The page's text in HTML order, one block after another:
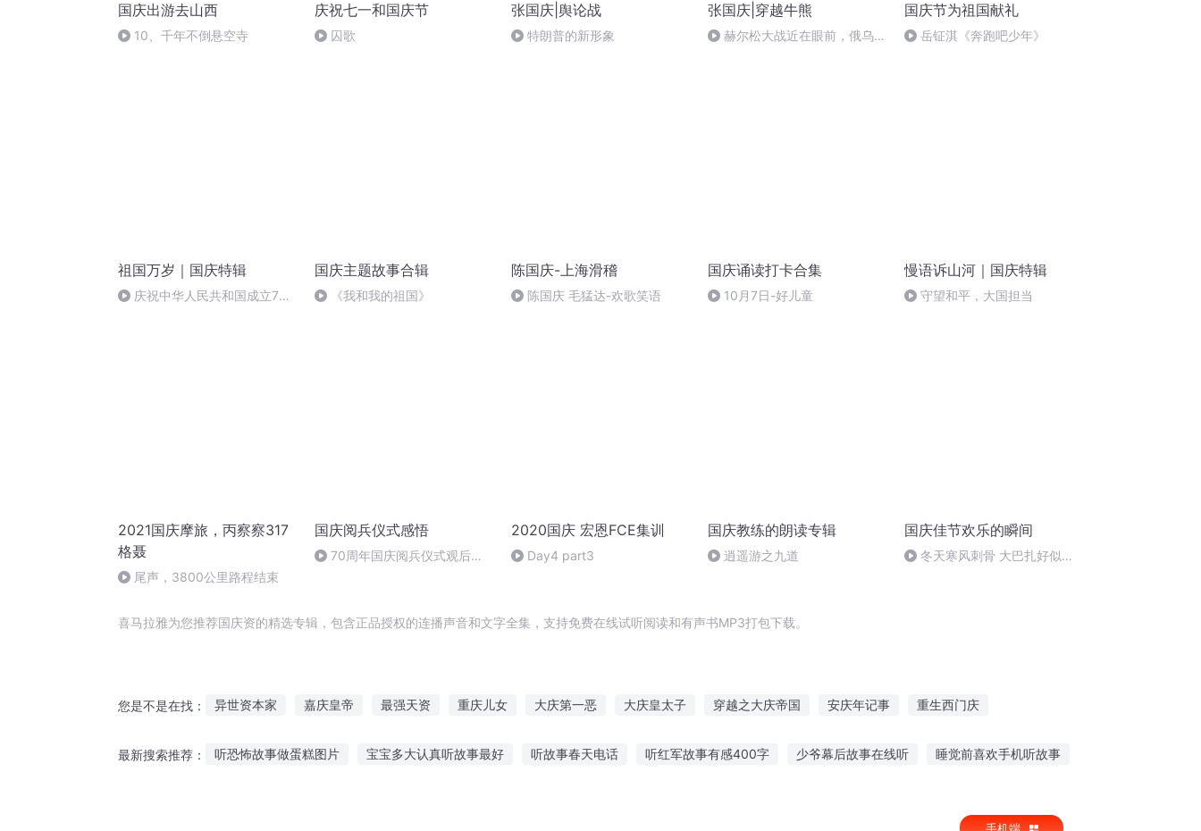
国庆出游去山西
10、千年不倒悬空寺
庆祝七一和国庆节
囚歌
张国庆|舆论战
特朗普的新形象
张国庆|穿越牛熊
赫尔松大战近在眼前，俄乌冲
国庆节为祖国献礼
岳钲淇《奔跑吧少年》
祖国万岁｜国庆特辑
庆祝中华人民共和国成立73
国庆主题故事合辑
《我和我的祖国》
陈国庆-上海滑稽
陈国庆 毛猛达-欢歌笑语
国庆诵读打卡合集
10月7日-好儿童
慢语诉山河｜国庆特辑
守望和平，大国担当
2021国庆摩旅，丙察察317
格聂
尾声，3800公里路程结束
国庆阅兵仪式感悟
70周年国庆阅兵仪式观后感
2020国庆 宏恩FCE集训
Day4 part3
国庆教练的朗读专辑
逍遥游之九道
国庆佳节欢乐的瞬间
冬天寒风刺骨 大巴扎好似温
喜马拉雅为您推荐国庆资的精选专辑，包含正品授权的连播声音和文字全集，支持免费在线试听阅读和有声书MP3打包下载。
您是不是在找： 异世资本家 嘉庆皇帝 最强天资 重庆儿女 大庆第一恶 大庆皇太子 穿越之大庆帝国 安庆年记事 重生西门庆
最新搜索推荐： 听恐怖故事做蛋糕图片 宝宝多大认真听故事最好 听故事春天电话 听红军故事有感400字 少爷幕后故事在线听 睡觉前喜欢手机听故事